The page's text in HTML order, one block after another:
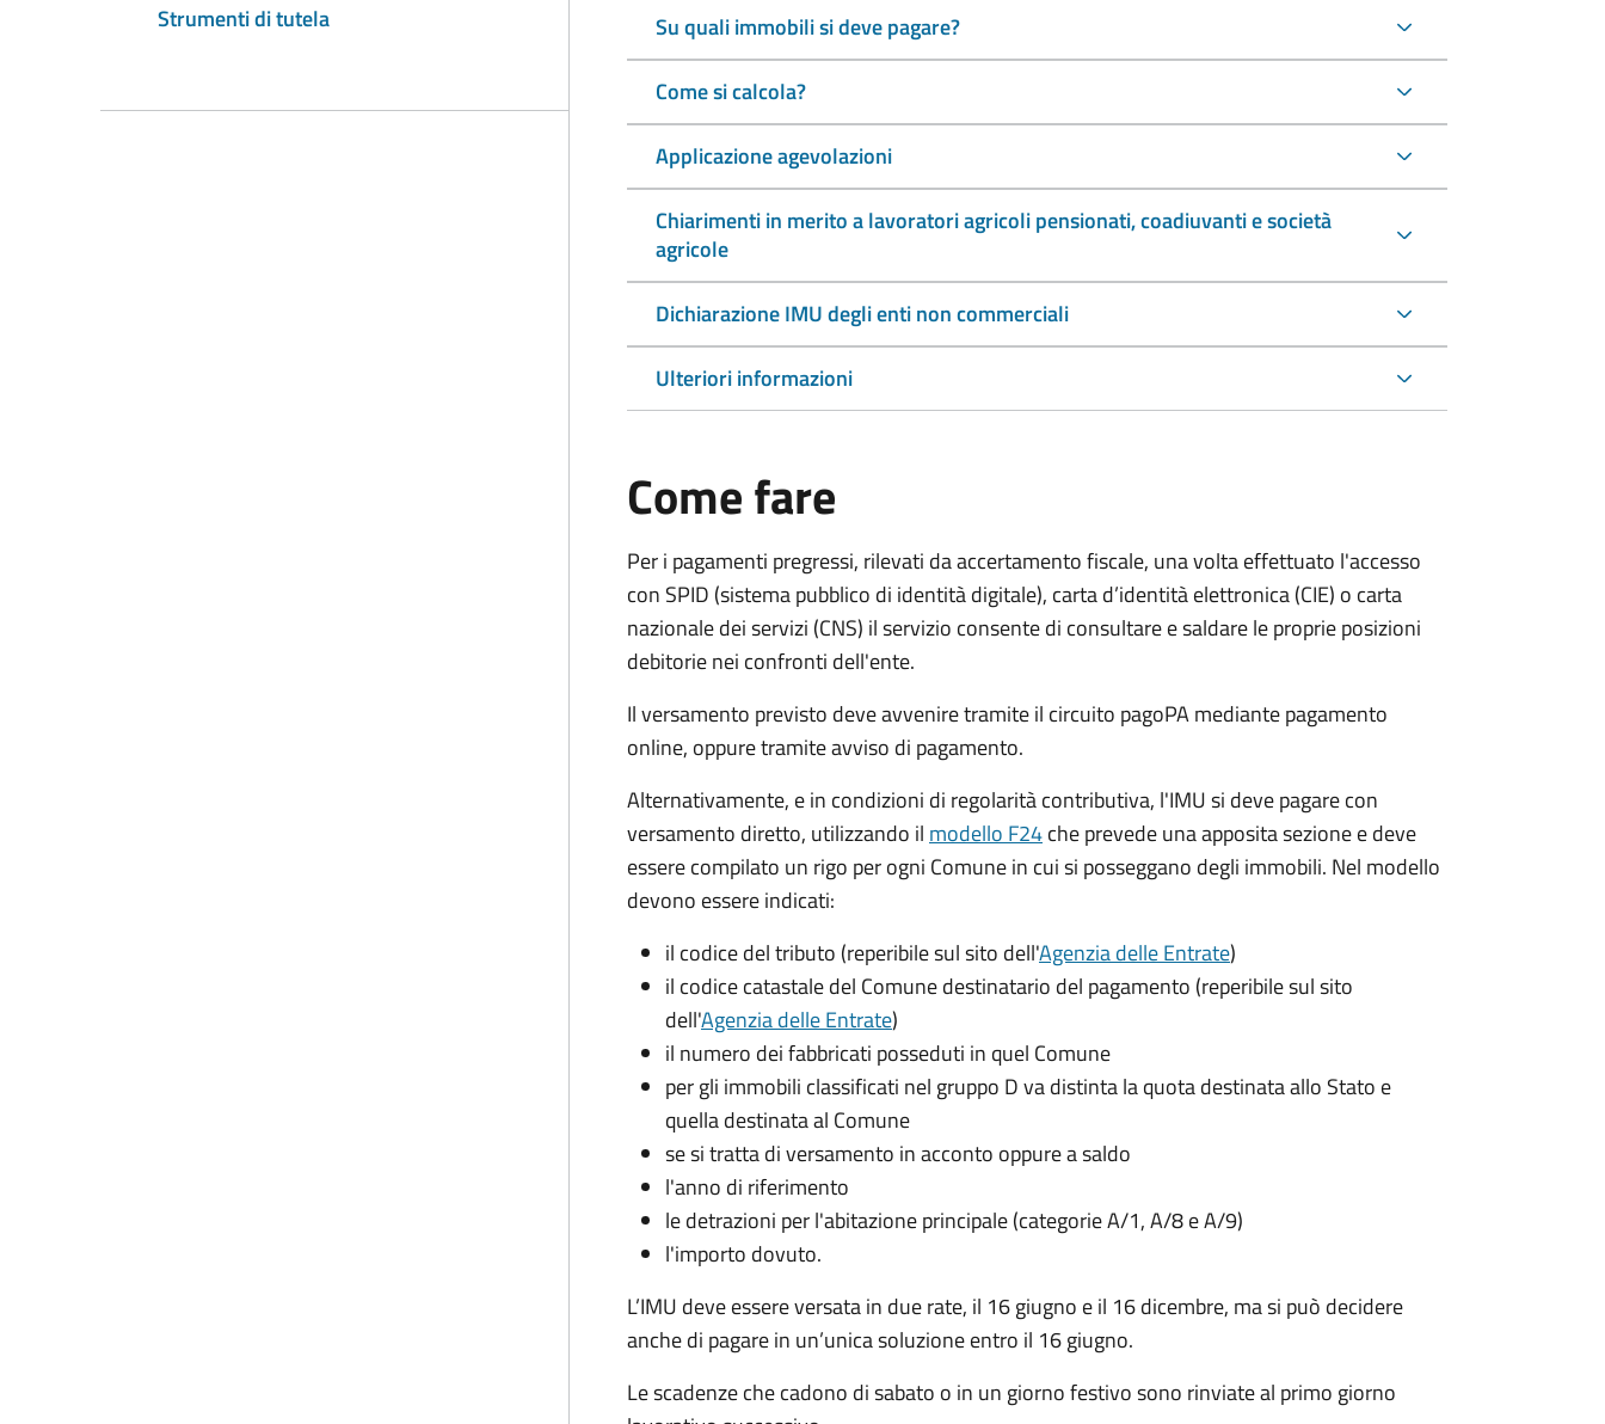
Strumenti di tutela
Su quali immobili si deve pagare?
Come si calcola?
Applicazione agevolazioni
Chiarimenti in merito a lavoratori agricoli pensionati, coadiuvanti e società
agricole
Dichiarazione IMU degli enti non commerciali
Ulteriori informazioni
Come fare
Per i pagamenti pregressi, rilevati da accertamento fiscale, una volta effettuato l'accesso
con SPID (sistema pubblico di identità digitale), carta d’identità elettronica (CIE) o carta
nazionale dei servizi (CNS) il servizio consente di consultare e saldare le proprie posizioni
debitorie nei confronti dell'ente.
Il versamento previsto deve avvenire tramite il circuito pagoPA mediante pagamento
online, oppure tramite avviso di pagamento.
Alternativamente, e in condizioni di regolarità contributiva, l'IMU si deve pagarecon
versamento diretto, utilizzando il modello F24che prevede una apposita sezione e deve
essere compilato un rigo per ogni Comune in cui si posseggano degli immobili. Nel modello
devono essere indicati:
il codice del tributo (reperibile sul sito dell'Agenzia delle Entrate)
il codice catastale del Comunedestinatario del pagamento (reperibile sul sito
dell'Agenzia delle Entrate)
il numero dei fabbricati posseduti in quel Comune
per gli immobili classificati nel gruppo D va distinta la quota destinata allo Stato e
quella destinata al Comune
se si tratta di versamento in acconto oppure a saldo
l'anno di riferimento
le detrazioni per l'abitazione principale (categorie A/1, A/8 e A/9)
l'importo dovuto.
L’IMU deve essere versata in due rate, il 16 giugno e il 16 dicembre, ma si può decidere
anche di pagare in un’unica soluzione entro il 16 giugno.
Le scadenze che cadono di sabato o in un giorno festivo sono rinviate al primo giorno